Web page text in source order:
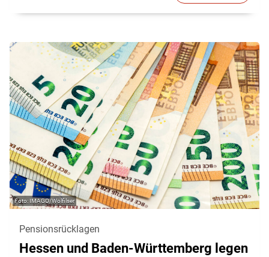
IMAGO/Wolfilser
Pensionsrücklagen
Hessen und Baden-Württemberg legen